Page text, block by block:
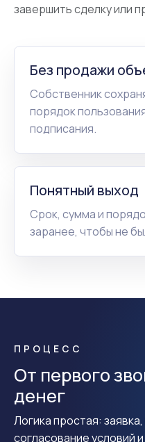
завершить сделку или
Без продажи
Собственник
порядок
подписания.
Понятный выход
Срок, сумма и
заранее, чтобы не
ПРОЦЕСС
От первого
денег
Логика простая:
согласование условий